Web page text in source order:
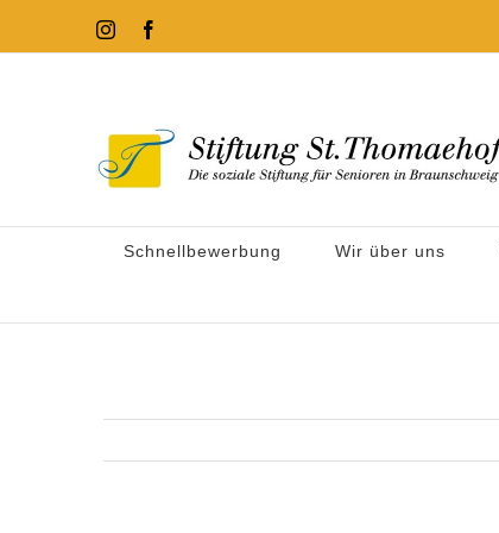
Inhalt
Instagram
Schnellbewerbung Wir über uns